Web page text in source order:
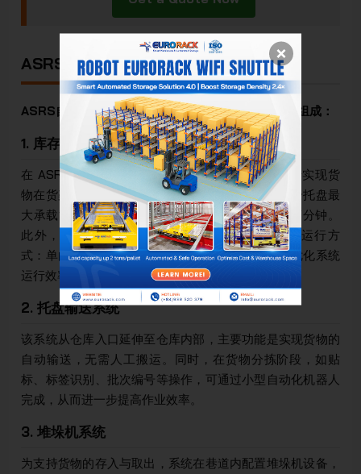
ASRS自动化立体仓库货架的结构组成
ASRS自动化立体仓库货架系统主要由以下几个部分组成：
1. 库存存取机器人
在 ASRS 货架系统中，Eurorack 穿梭车机器人用于实现货
物在货架系统中的自动存取与循环搬运。该设备每个托盘最
大承载能力可达1500 kg，运行速度最高可达35米/分钟。
此外，Eurorack 托盘穿梭车 ASRS 系统支持三种运行方
式：单向存取、双向存取以及三向存取，从而有效优化系统
运行效率并缩短作业时间。
2. 托盘输送系统
该系统从仓库入口延伸至仓库内部，主要功能是实现货物的
自动输送，无需人工搬运。同时，在货物分拣阶段，如贴
标、标签识别、批次编号等操作，可通过小型自动化机器人
完成，从而进一步提高作业效率。
3. 堆垛机系统
为支持货物的存入与取出，系统在巷道内配置堆垛机设备，